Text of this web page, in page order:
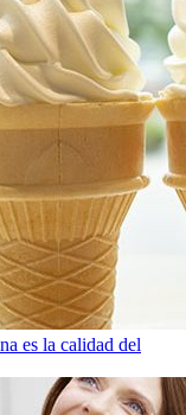
es la calidad del